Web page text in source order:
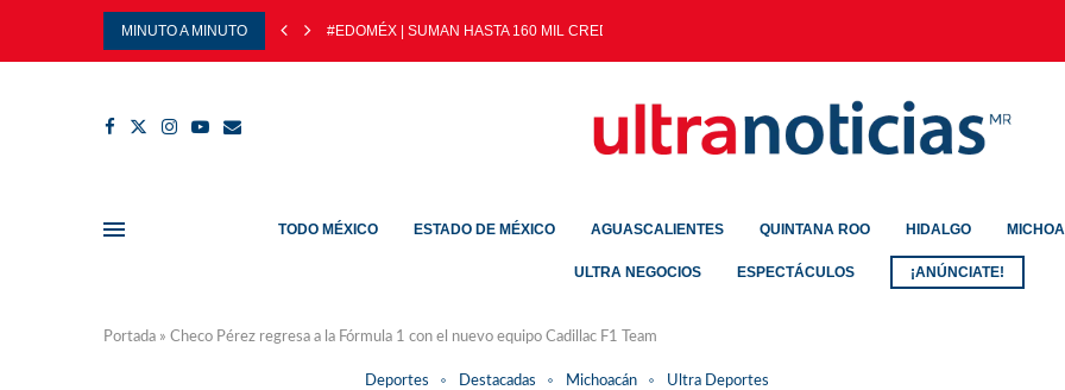
MINUTO A MINUTO #EDOMÉX | SUMAN HASTA 160 MIL CREDENCIALES EXPEDIDAS...
TODO MÉXICO ESTADO DE MÉXICO AGUASCALIENTES QUINTANA ROO HIDALGO
ULTRA NEGOCIOS ESPECTÁCULOS ¡ANÚNCIATE!
Portada » Checo Pérez regresa a la Fórmula 1 con el nuevo equipo Cadillac F1 Team
Deportes Destacadas Michoacán Ultra Deportes